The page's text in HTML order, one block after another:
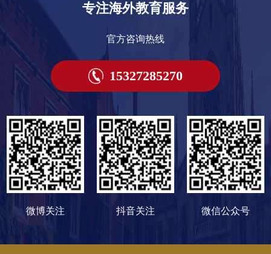
专注海外教育服务
官方咨询热线
15327285270
微博关注 抖音关注 微信公众号